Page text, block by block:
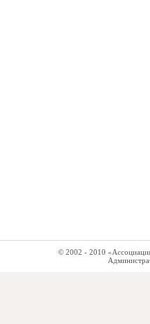
© 2002 - 2010 «Ассоциация